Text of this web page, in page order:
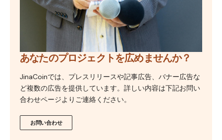
あなたのプロジェクトを広めませんか？
JinaCoinでは、プレスリリースや記事広告、バナー広告な
ど複数の広告を提供しています。詳しい内容は下記お問い
合わせページよりご連絡ください。
お問い合わせ